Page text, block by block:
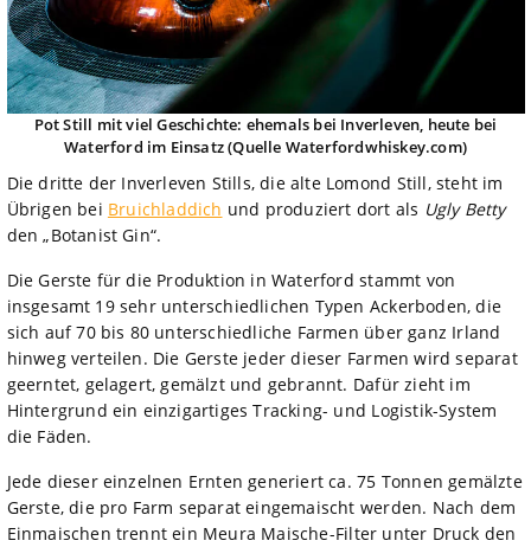
Pot Still mit viel Geschichte: ehemals bei Inverleven, heute bei
Waterford im Einsatz (Quelle Waterfordwhiskey.com)
Die dritte der Inverleven Stills, die alte Lomond Still, steht im
Übrigen bei Bruichladdich und produziert dort als Ugly Betty
den „Botanist Gin“.
Die Gerste für die Produktion in Waterford stammt von
insgesamt 19 sehr unterschiedlichen Typen Ackerboden, die
sich auf 70 bis 80 unterschiedliche Farmen über ganz Irland
hinweg verteilen. Die Gerste jeder dieser Farmen wird separat
geerntet, gelagert, gemälzt und gebrannt. Dafür zieht im
Hintergrund ein einzigartiges Tracking- und Logistik-System
die Fäden.
Jede dieser einzelnen Ernten generiert ca. 75 Tonnen gemälzte
Gerste, die pro Farm separat eingemaischt werden. Nach dem
Einmaischen trennt ein Meura Maische-Filter unter Druck den